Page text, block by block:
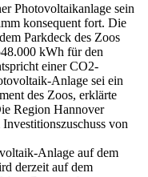
Photovoltaikanlage sein
konsequent fort. Die
Parkdeck des Zoos
kWh für den
einer CO2-
Anlage sei ein
des Zoos, erklärte
Region Hannover
von
Anlage auf dem
derzeit auf dem